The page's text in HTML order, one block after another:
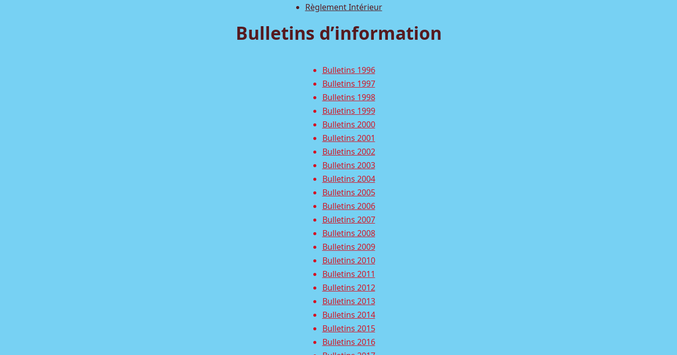
Règlement Intérieur
Bulletins d’information
Bulletins 1996
Bulletins 1997
Bulletins 1998
Bulletins 1999
Bulletins 2000
Bulletins 2001
Bulletins 2002
Bulletins 2003
Bulletins 2004
Bulletins 2005
Bulletins 2006
Bulletins 2007
Bulletins 2008
Bulletins 2009
Bulletins 2010
Bulletins 2011
Bulletins 2012
Bulletins 2013
Bulletins 2014
Bulletins 2015
Bulletins 2016